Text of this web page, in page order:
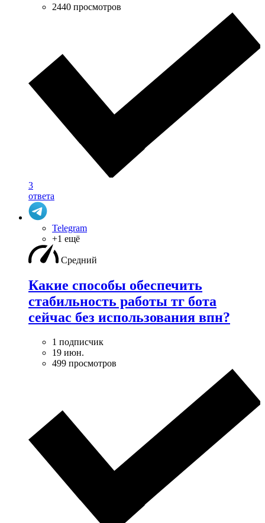
2440 просмотров
3
ответа
Telegram
+1 ещё
Средний
Какие способы обеспечить
стабильность работы тг бота
сейчас без использования впн?
1 подписчик
19 июн.
499 просмотров